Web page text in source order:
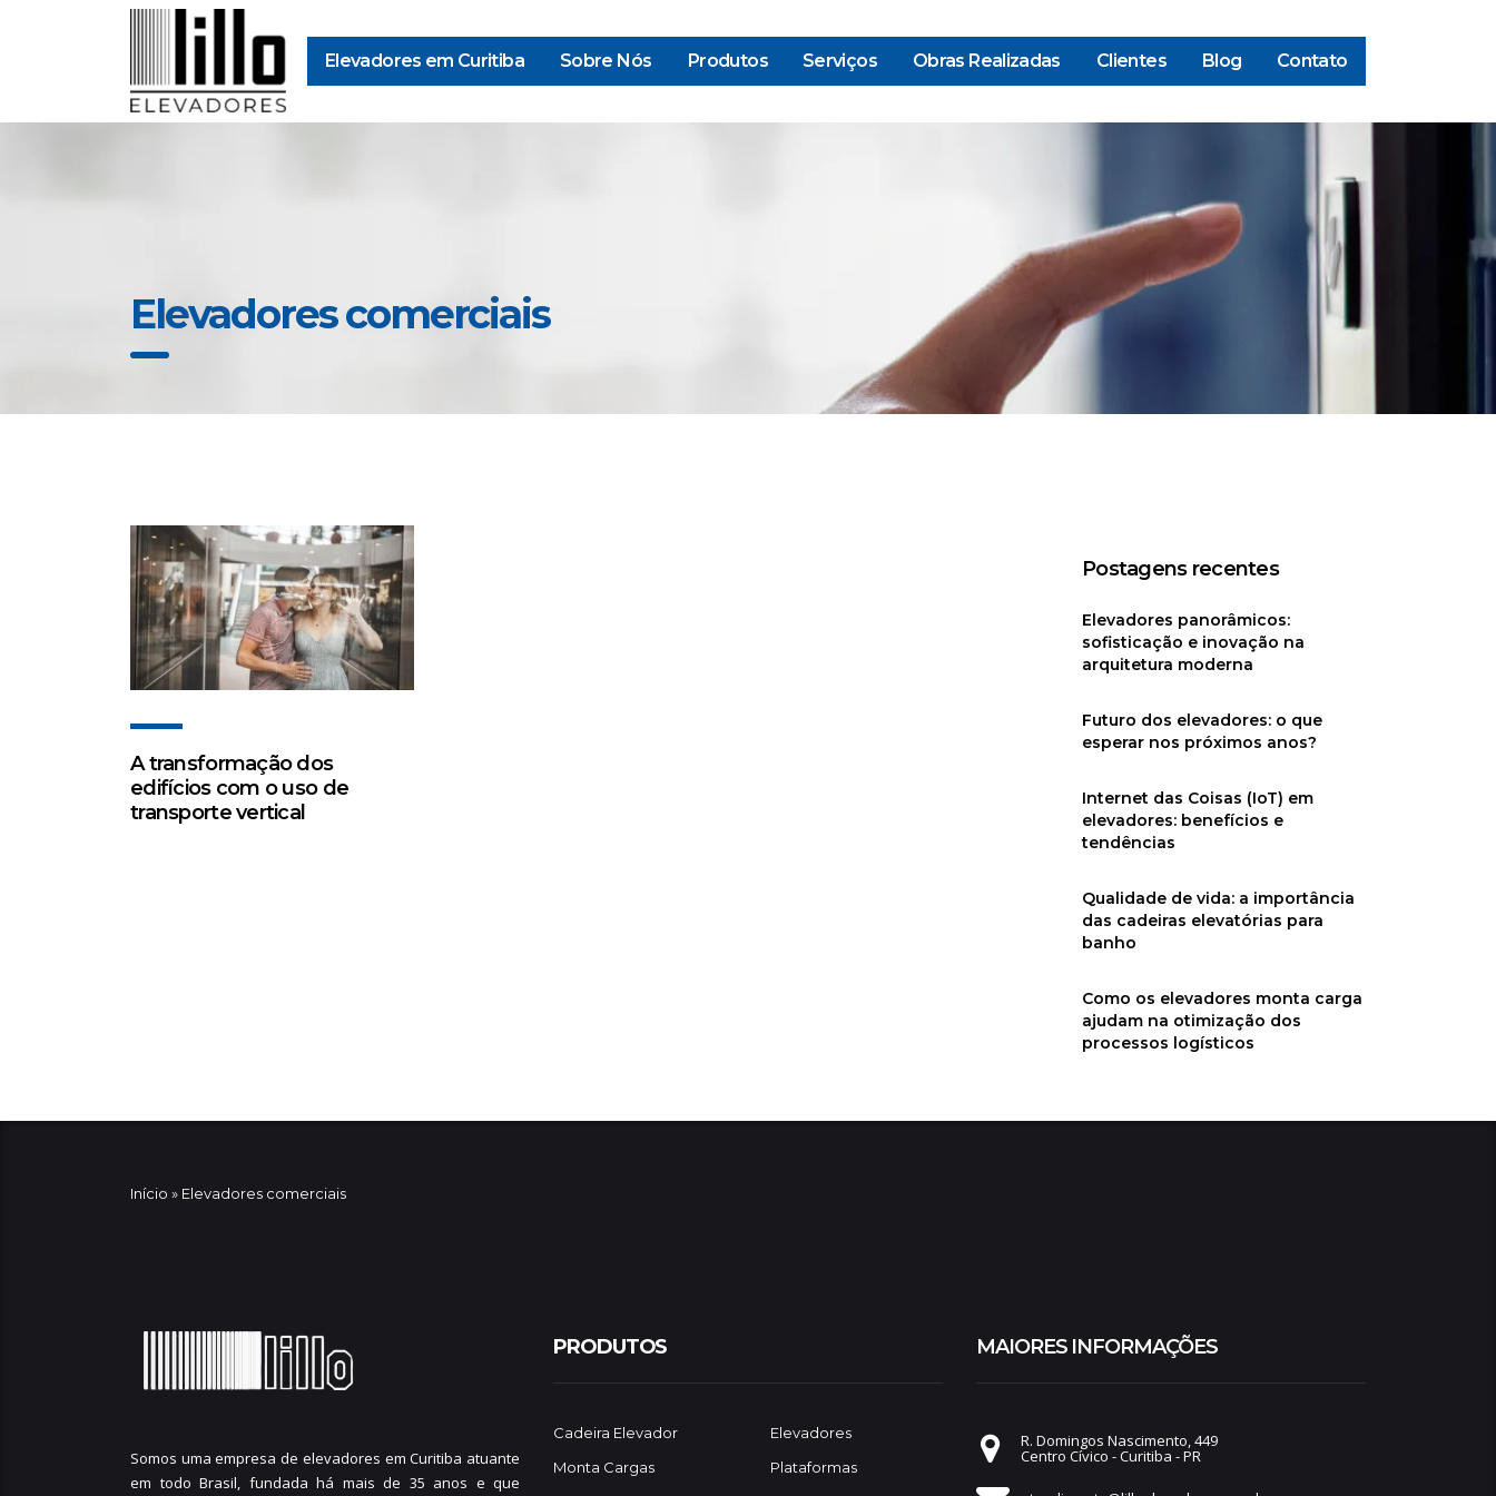
Elevadores em Curitiba Sobre Nós Produtos Serviços Obras Realizadas Clientes Blog Contato
Elevadores comerciais
A transformação dos
edifícios com o uso de
transporte vertical
Postagens recentes
Elevadores panorâmicos:
sofisticação e inovação na
arquitetura moderna
Futuro dos elevadores: o que
esperar nos próximos anos?
Internet das Coisas (IoT) em
elevadores: benefícios e
tendências
Qualidade de vida: a importância
das cadeiras elevatórias para
banho
Como os elevadores monta carga
ajudam na otimização dos
processos logísticos
Início » Elevadores comerciais
Somos uma empresa de elevadores em Curitiba atuante
em todo Brasil, fundada há mais de 35 anos e que
PRODUTOS
Cadeira Elevador
Elevadores
Monta Cargas
Plataformas
MAIORES INFORMAÇÕES
R. Domingos Nascimento, 449
Centro Cívico - Curitiba - PR